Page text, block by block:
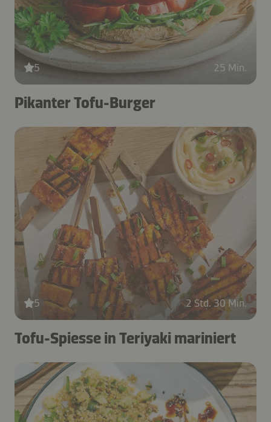
5 25 Min.
Pikanter Tofu-Burger
5 2 Std. 30 Min.
Tofu-Spiesse in Teriyaki mariniert